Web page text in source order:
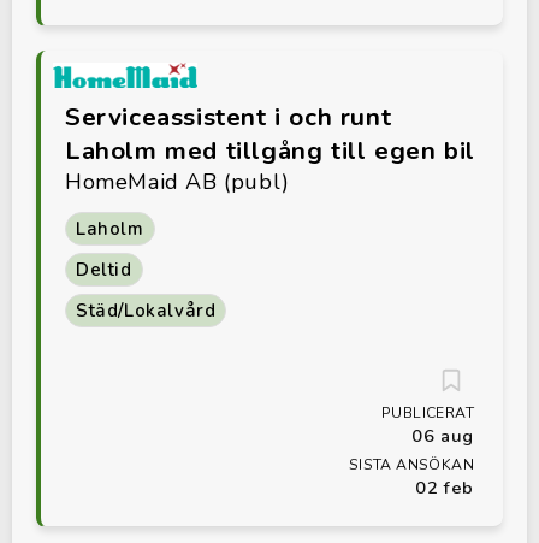
Serviceassistent i och runt
Laholm med tillgång till egen bil
HomeMaid AB (publ)
Laholm
Deltid
Städ/Lokalvård
PUBLICERAT
06 aug
SISTA ANSÖKAN
02 feb